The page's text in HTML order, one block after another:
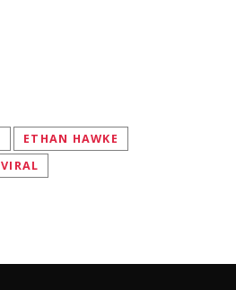
ETHAN HAWKE
VIRAL